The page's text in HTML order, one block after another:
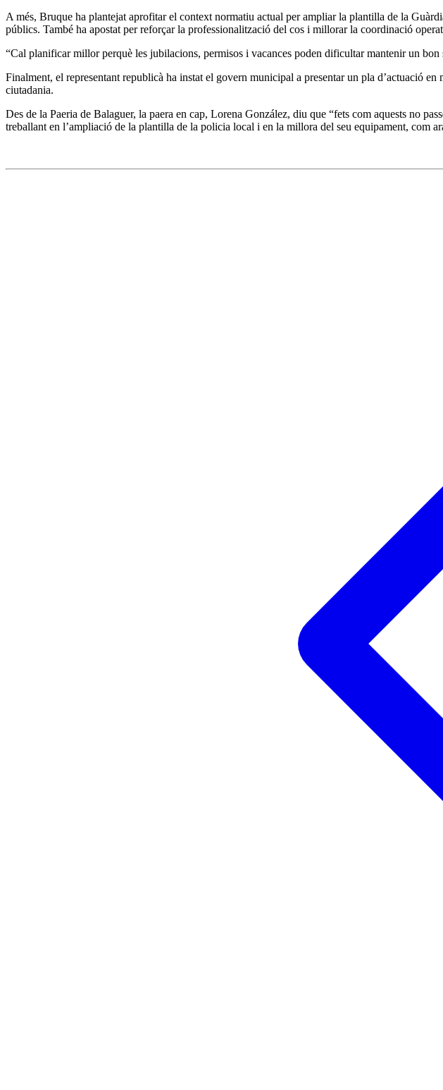
A més, Bruque ha plantejat aprofitar el context normatiu actual per ampliar la plantilla de la
públics. També ha apostat per reforçar la professionalització del cos i millorar la coordinació
“Cal planificar millor perquè les jubilacions, permisos i vacances poden dificultar mantenir un bon
Finalment, el representant republicà ha instat el govern municipal a presentar un pla d’actuació
ciutadania.
Des de la Paeria de Balaguer, la paera en cap, Lorena González, diu que “fets com aquests no
treballant en l’ampliació de la plantilla de la policia local i en la millora del seu equipament, com